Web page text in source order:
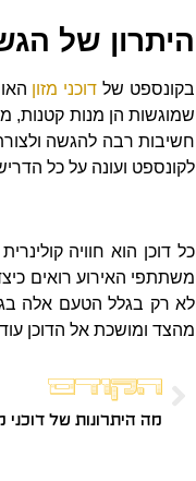
היתרון של
בקונספט של דוכני מזון
שמוגשות הן מנות קטנות,
חשיבות רבה להגשה ולצורת
לקונספט ועונה על כל
כל דוכן הוא חוויה
משתתפי האירוע רואים
לא רק בגלל הטעם אלה
מהצד ומושכת אל הדוכן עוד
הקודם
מה היתרונות של דוכני